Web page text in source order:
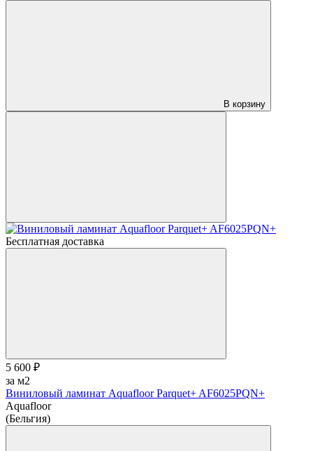
В корзину
Бесплатная доставка
5 600 ₽
за м2
Виниловый ламинат Aquafloor Parquet+ AF6025PQN+
Aquafloor
(Бельгия)